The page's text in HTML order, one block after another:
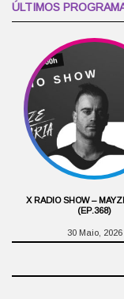
ÚLTIMOS
X RADIO SHOW –
(EP.368)
30 Maio, 2026